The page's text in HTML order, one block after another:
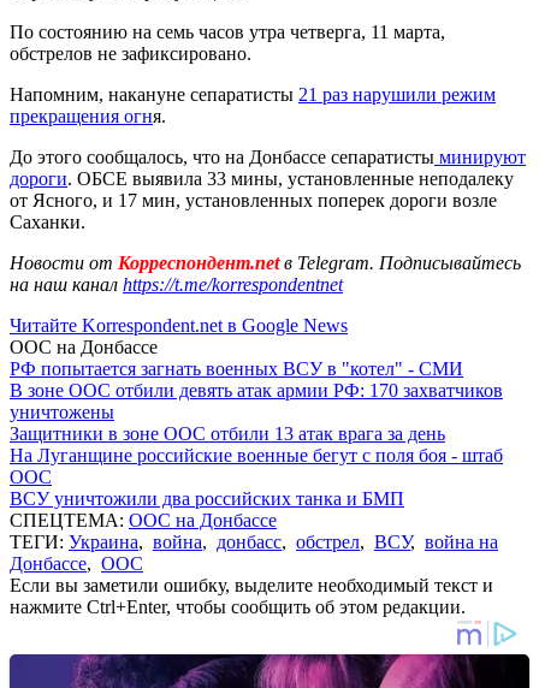
По состоянию на семь часов утра четверга, 11 марта,
обстрелов не зафиксировано.
Напомним, накануне сепаратисты 21 раз нарушили режим
прекращения огня.
До этого сообщалось, что на Донбассе сепаратисты минируют
дороги. ОБСЕ выявила 33 мины, установленные неподалеку
от Ясного, и 17 мин, установленных поперек дороги возле
Саханки.
Новости от Корреспондент.netв Telegram. Подписывайтесь
на наш канал https://t.me/korrespondentnet
Читайте Korrespondent.net в Google News
ООС на Донбассе
РФ попытается загнать военных ВСУ в "котел" - СМИ
В зоне ООС отбили девять атак армии РФ: 170 захватчиков
уничтожены
Защитники в зоне ООС отбили 13 атак врага за день
На Луганщине российские военные бегут с поля боя - штаб
ООС
ВСУ уничтожили два российских танка и БМП
СПЕЦТЕМА: ООС на Донбассе
ТЕГИ: Украина, война, донбасс, обстрел, ВСУ, война на
Донбассе, ООС
Если вы заметили ошибку, выделите необходимый текст и
нажмите Ctrl+Enter, чтобы сообщить об этом редакции.